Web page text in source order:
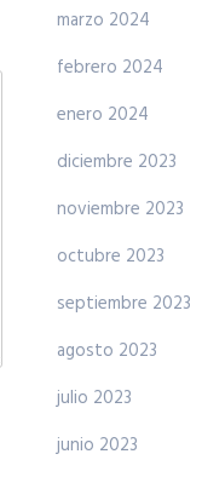
marzo 2024
febrero 2024
enero 2024
diciembre 2023
noviembre 2023
octubre 2023
septiembre 2023
agosto 2023
julio 2023
junio 2023